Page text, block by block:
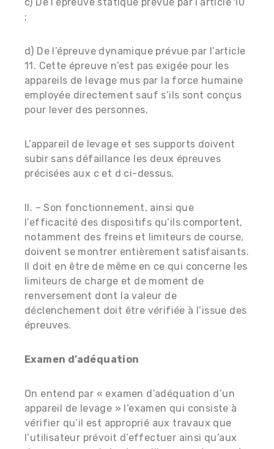
;
d) De l’épreuve dynamique prévue par l’article
11. Cette épreuve n’est pas exigée pour les
appareils de levage mus par la force humaine
employée directement sauf s’ils sont conçus
pour lever des personnes.
L’appareil de levage et ses supports doivent
subir sans défaillance les deux épreuves
précisées aux c et d ci-dessus.
II. – Son fonctionnement, ainsi que
l’efficacité des dispositifs qu’ils comportent,
notamment des freins et limiteurs de course,
doivent se montrer entièrement satisfaisants.
Il doit en être de même en ce qui concerne les
limiteurs de charge et de moment de
renversement dont la valeur de
déclenchement doit être vérifiée à l’issue des
épreuves.
Examen d’adéquation
On entend par « examen d’adéquation d’un
appareil de levage » l’examen qui consiste à
vérifier qu’il est approprié aux travaux que
l’utilisateur prévoit d’effectuer ainsi qu’aux